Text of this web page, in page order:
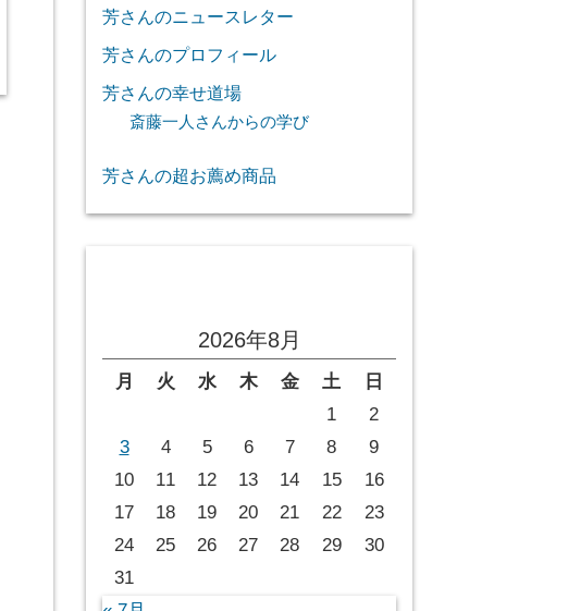
芳さんのニュースレター
芳さんのプロフィール
芳さんの幸せ道場
斎藤一人さんからの学び
芳さんの超お薦め商品
2026年8月
月 火 水 木 金 土
日
1
2
3
4 5 6 7 8
9
10
11 12 13 14 15
16
17
18 19 20 21 22
23
24
25 26 27 28 29
30
31